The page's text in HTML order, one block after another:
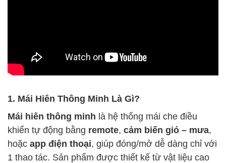
1. Mái Hiên Thông Minh Là Gì?
Mái hiên thông minh là hệ thống mái che điều
khiển tự động bằng remote, cảm biến gió – mưa,
hoặc app điện thoại, giúp đóng/mở dễ dàng chỉ với
1 thao tác. Sản phẩm được thiết kế từ vật liệu cao